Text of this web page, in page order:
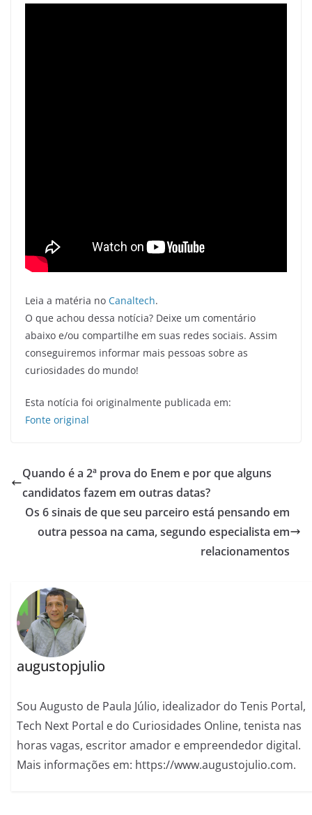
Leia a matéria no Canaltech.
O que achou dessa notícia? Deixe um comentário
abaixo e/ou compartilhe em suas redes sociais. Assim
conseguiremos informar mais pessoas sobre as
curiosidades do mundo!
Esta notícia foi originalmente publicada em:
Fonte original
Quando é a 2ª prova do Enem e por que alguns
candidatos fazem em outras datas?
Os 6 sinais de que seu parceiro está pensando em
outra pessoa na cama, segundo especialista em
relacionamentos
augustopjulio
Sou Augusto de Paula Júlio, idealizador do Tenis Portal,
Tech Next Portal e do Curiosidades Online, tenista nas
horas vagas, escritor amador e empreendedor digital.
Mais informações em: https://www.augustojulio.com.